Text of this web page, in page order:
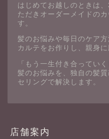
はじめてお越しのときは
ただきオーダーメイドの
す。
髪のお悩みや毎日のケア
カルテをお作りし、親身に
「もう一生付き合ってい
髪のお悩みを、独自の髪
セリングで解決します。
店舗案内